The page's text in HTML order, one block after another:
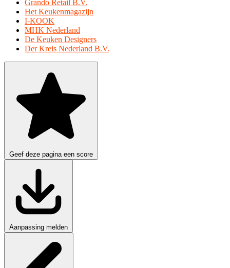
Grando Retail B.V.
Het Keukenmagazijn
I-KOOK
MHK Nederland
De Keuken Designers
Der Kreis Nederland B.V.
Geef deze pagina een score
Aanpassing melden